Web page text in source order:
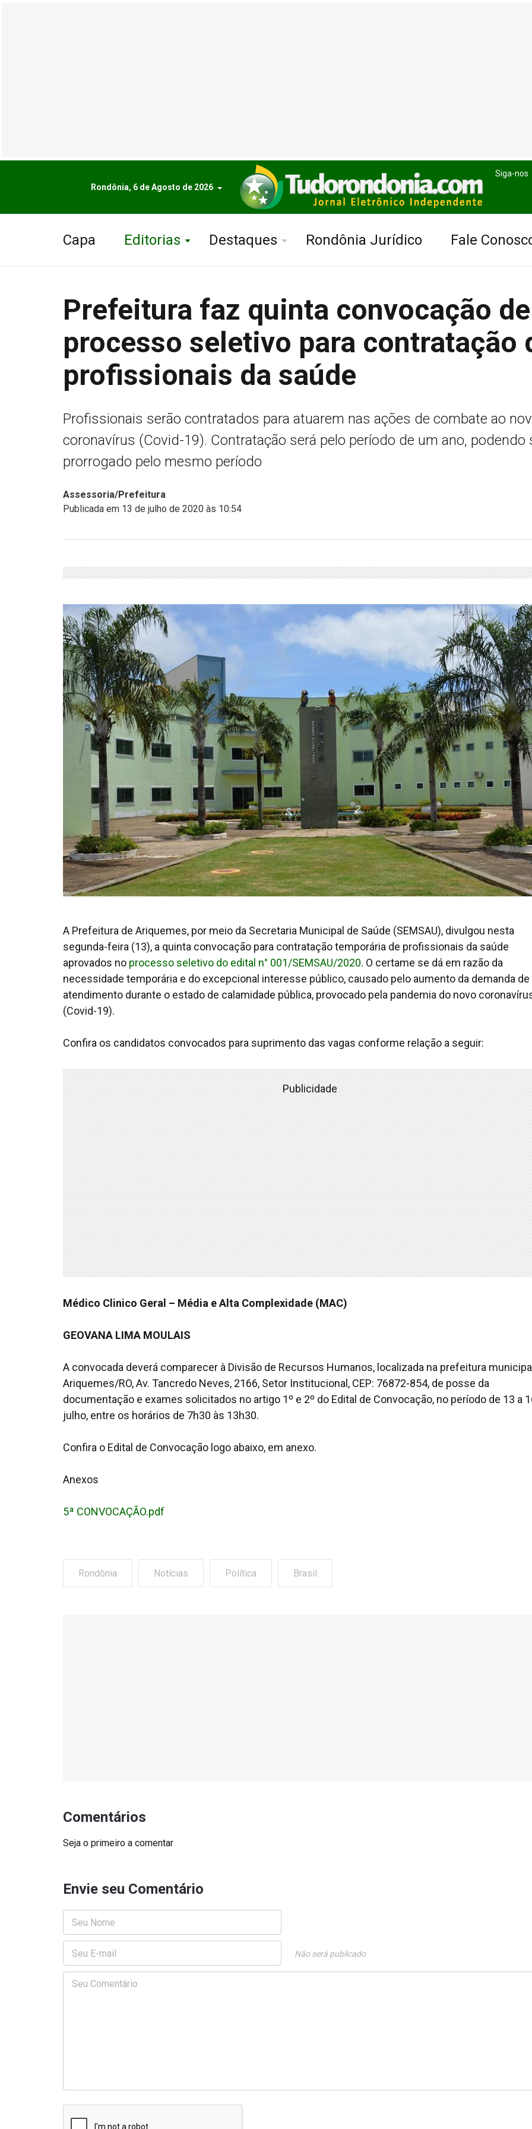
Rondônia, 6 de Agosto de 2026
Siga-nos
Capa Editorias Destaques Rondônia Jurídico Fale
Prefeitura faz quinta convocação de
processo seletivo para contratação
profissionais da saúde
Profissionais serão contratados para atuarem nas ações de combate ao
coronavírus (Covid-19). Contratação será pelo período de um ano, podendo
prorrogado pelo mesmo período
Assessoria/Prefeitura
Publicada em 13 de julho de 2020 às 10:54
A Prefeitura de Ariquemes, por meio da Secretaria Municipal de Saúde (SEMSAU), divulgou nesta
segunda-feira (13), a quinta convocação para contratação temporária de profissionais da saúde
aprovados no processo seletivo do edital n° 001/SEMSAU/2020. O certame se dá em razão da
necessidade temporária e do excepcional interesse público, causado pelo aumento da demanda de
atendimento durante o estado de calamidade pública, provocado pela pandemia do novo
(Covid-19).
Confira os candidatos convocados para suprimento das vagas conforme relação a seguir:
Publicidade
Médico Clinico Geral – Média e Alta Complexidade (MAC)
GEOVANA LIMA MOULAIS
A convocada deverá comparecer à Divisão de Recursos Humanos, localizada na prefeitura
Ariquemes/RO, Av. Tancredo Neves, 2166, Setor Institucional, CEP: 76872-854, de posse da
documentação e exames solicitados no artigo 1º e 2º do Edital de Convocação, no período de 13 a
julho, entre os horários de 7h30 às 13h30.
Confira o Edital de Convocação logo abaixo, em anexo.
Anexos
5ª CONVOCAÇÃO.pdf
Rondônia Notícias Política Brasil
Comentários
Seja o primeiro a comentar
Envie seu Comentário
Não será publicado